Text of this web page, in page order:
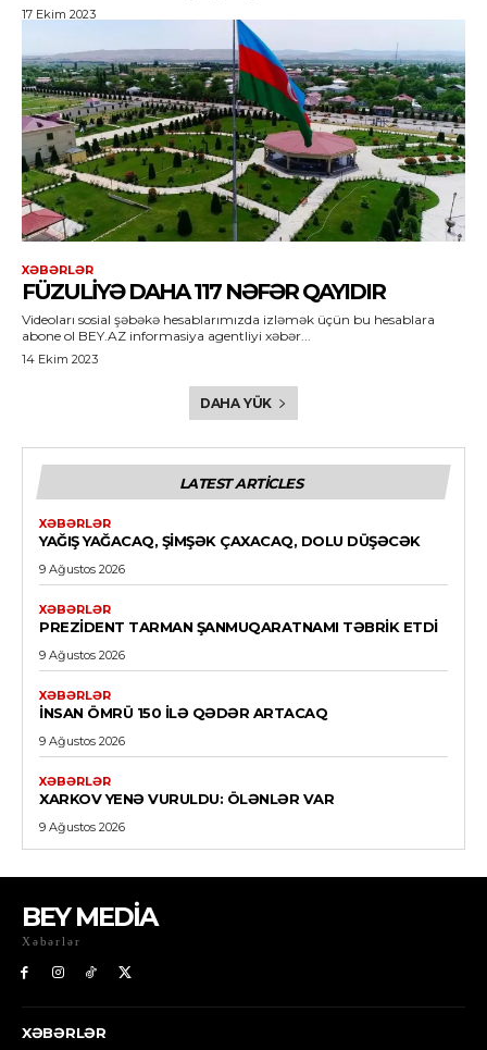
17 Ekim 2023
XƏBƏRLƏR
FÜZULIYƏ DAHA 117 NƏFƏR QAYIDIR
Videoları sosial şəbəkə hesablarımızda izləmək üçün bu hesablara
abone ol BEY.AZ informasiya agentliyi xəbər...
14 Ekim 2023
DAHA YÜK
LATEST ARTICLES
XƏBƏRLƏR
YAĞIŞ YAĞACAQ, ŞIMŞƏK ÇAXACAQ, DOLU DÜŞƏCƏK
9 Ağustos 2026
XƏBƏRLƏR
PREZIDENT TARMAN ŞANMUQARATNAMI TƏBRIK ETDI
9 Ağustos 2026
XƏBƏRLƏR
İNSAN ÖMRÜ 150 ILƏ QƏDƏR ARTACAQ
9 Ağustos 2026
XƏBƏRLƏR
XARKOV YENƏ VURULDU: ÖLƏNLƏR VAR
9 Ağustos 2026
BEY MEDİA
Xəbərlər
XƏBƏRLƏR